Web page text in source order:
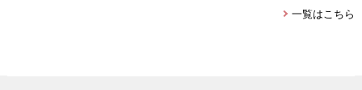
一覧はこちら